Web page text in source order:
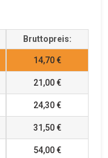
Bruttopreis:
14,70 €
21,00 €
24,30 €
31,50 €
54,00 €